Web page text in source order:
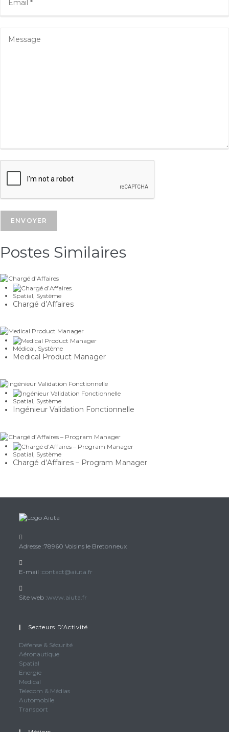
Postes Similaires​
Spatial Système
Chargé d’Affaires
Médical, Système
Medical Product Manager
Spatial, Système
Ingénieur Validation Fonctionnelle
Spatial Système
Chargé d’Affaires – Program Manager
Adresse :78960 Voisins le Bretonneux
E-mail :contact@aiuta.fr
Site web :www.aiuta.fr
Secteurs D’Activité
Défense & Sécurité
Aéronautique
Spatial
Energie
Medical
Telecom & Médias
Automobile
Transport